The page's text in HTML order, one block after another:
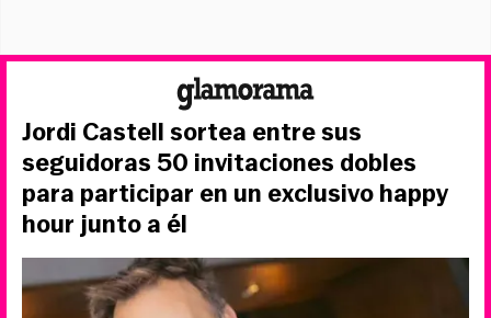
Jordi Castell sortea entre sus
seguidoras 50 invitaciones dobles
para participar en un exclusivo happy
hour junto a él